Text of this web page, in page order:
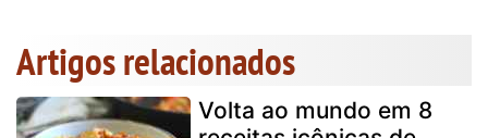
Artigos relacionados
Volta ao mundo em 8